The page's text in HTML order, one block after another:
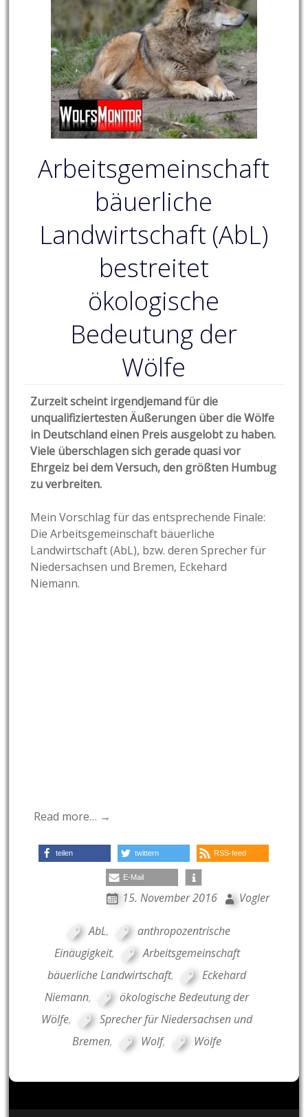
Arbeitsgemeinschaft
bäuerliche
Landwirtschaft (AbL)
bestreitet
ökologische
Bedeutung der
Wölfe
Zurzeit scheint irgendjemand für die
unqualifiziertesten Äußerungen über die Wölfe
in Deutschland einen Preis ausgelobt zu haben.
Viele überschlagen sich gerade quasi vor
Ehrgeiz bei dem Versuch, den größten Humbug
zu verbreiten.
Mein Vorschlag für das entsprechende Finale:
Die Arbeitsgemeinschaft bäuerliche
Landwirtschaft (AbL), bzw. deren Sprecher für
Niedersachsen und Bremen, Eckehard
Niemann.
Read more… →
teilen twittern RSS-feed
E-Mail
15. November 2016 Vogler
AbL,
anthropozentrische
Einäugigkeit,
Arbeitsgemeinschaft
bäuerliche Landwirtschaft,
Eckehard
Niemann,
ökologische Bedeutung der
Wölfe,
Sprecher für Niedersachsen und
Bremen, Wolf, Wölfe